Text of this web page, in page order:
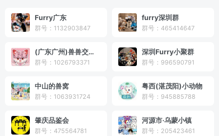
Furry广东
群号：1132903847
furry深圳群
群号：465414647
(广东广州)兽兽交流群
群号：1026793371
深圳Furry小聚群
群号：996590791
中山的兽窝
群号：1063931724
粤西(湛茂阳)小动物
群号：945885788
肇庆品鉴会
群号：475564781
河源市·乌蒙小镇
群号：205423461